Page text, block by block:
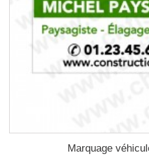
Marquage